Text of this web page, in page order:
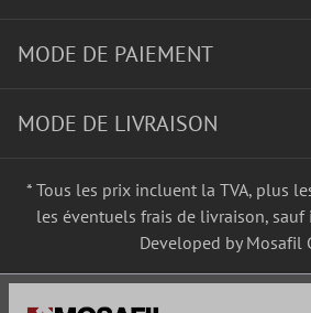
MODE DE PAIEMENT
MODE DE LIVRAISON
* Tous les prix incluent la TVA, plus
les éventuels frais de livraison,
Developed by Mosafil